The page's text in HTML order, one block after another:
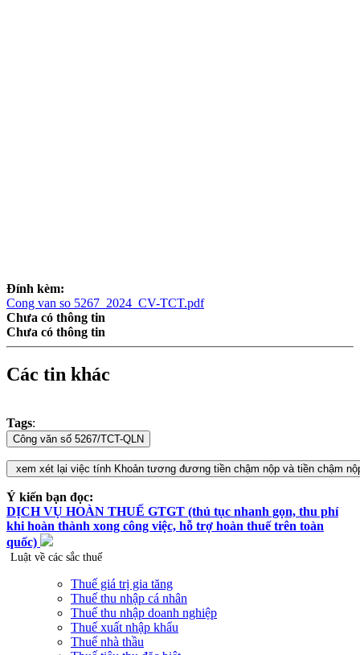
Đính kèm:
Cong van so 5267_2024_CV-TCT.pdf
Chưa có thông tin
Chưa có thông tin
Các tin khác
Tags:
Ý kiến bạn đọc:
DỊCH VỤ HOÀN THUẾ GTGT (thủ tục nhanh gọn, thu phí
khi hoàn thành xong công việc, hỗ trợ hoàn thuế trên toàn
quốc)
Luật về các sắc thuế
Thuế giá trị gia tăng
Thuế thu nhập cá nhân
Thuế thu nhập doanh nghiệp
Thuế xuất nhập khẩu
Thuế nhà thầu